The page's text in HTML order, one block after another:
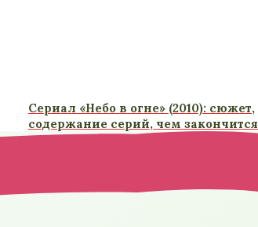
Сериал «Небо в огне» (2010): сюжет,
содержание серий, чем закончится